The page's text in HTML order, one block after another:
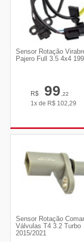
Sensor Rotação
Pajero Full 3.5 4x4
R$ 99,22
1x de R$ 102,29
Sensor Rotação
Válvulas T4 3.2 Turbo
2015/2021